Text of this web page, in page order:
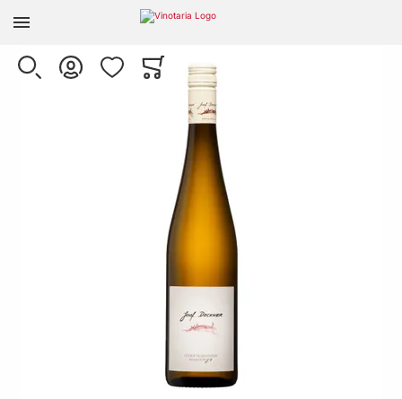
SUCHE KONTO WUNSCHLISTEWARENKORB
Minicart
Skip to the end of the images gallery